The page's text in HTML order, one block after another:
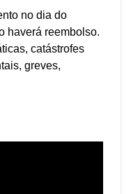
no dia do
haverá reembolso.
catástrofes
greves,